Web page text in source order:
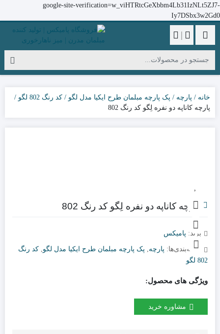
google-site-verification=w_viHTRtcGeXbbm4Lb31IzNLt5ZJ7-
Iy7DSbx3w2Gd0
|
خانه پارچه پک پارچه مبلمان طرح ایکیا مدل لگو
کد رنگ 802 لگو
پارچه کاناپه دو نفره لِگو کد رنگ 802
پارچه کاناپه دو نفره لِگو کد رنگ 802
برند: پامیکس
دسته‌بندی‌ها: پارچه, پک پارچه مبلمان طرح ایکیا مدل لگو, کد رنگ
802 لگو
ویژگی های محصول:
مشاوره خرید